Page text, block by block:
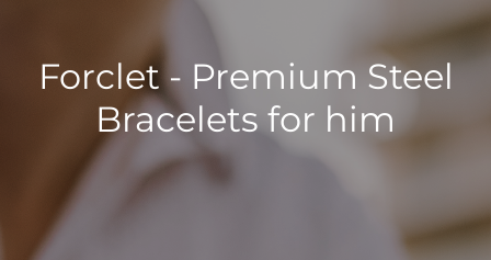
Forclet - Premium Steel
Bracelets for him